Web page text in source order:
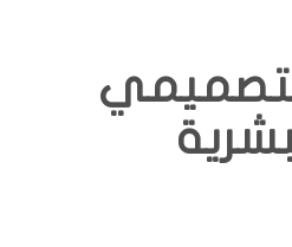
خدماتنا